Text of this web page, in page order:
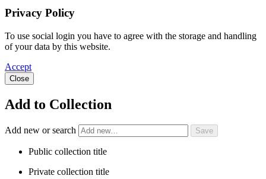
Privacy Policy
To use social login you have to agree with the storage and handling
of your data by this website.
Accept
Close
Add to Collection
Add new or search
Public collection title
Private collection title